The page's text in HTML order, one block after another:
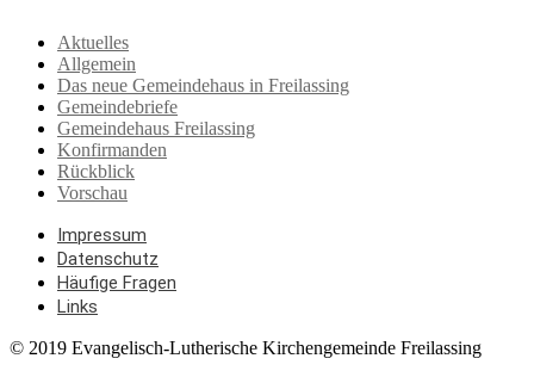
Aktuelles
Allgemein
Das neue Gemeindehaus in Freilassing
Gemeindebriefe
Gemeindehaus Freilassing
Konfirmanden
Rückblick
Vorschau
Impressum
Datenschutz
Häufige Fragen
Links
© 2019 Evangelisch-Lutherische Kirchengemeinde Freilassing